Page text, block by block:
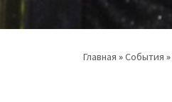
Главная »События »